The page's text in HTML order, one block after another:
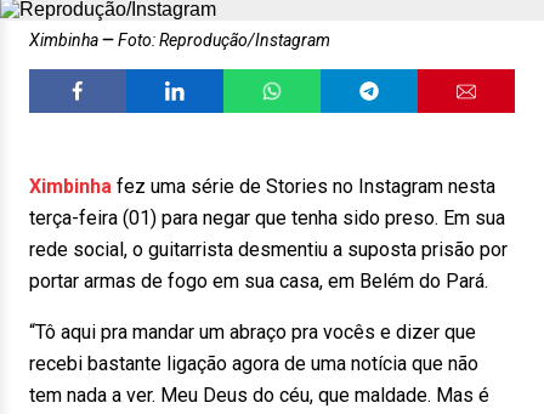
Ximbinha Foto: Reprodução/Instagram
Ximbinha fez uma série de Stories no Instagram nesta
terça-feira (01) para negar que tenha sido preso. Em sua
rede social, o guitarrista desmentiu a suposta prisão por
portar armas de fogo em sua casa, em Belém do Pará.
“Tô aqui pra mandar um abraço pra vocês e dizer que
recebi bastante ligação agora de uma notícia que não
tem nada a ver. Meu Deus do céu, que maldade. Mas é